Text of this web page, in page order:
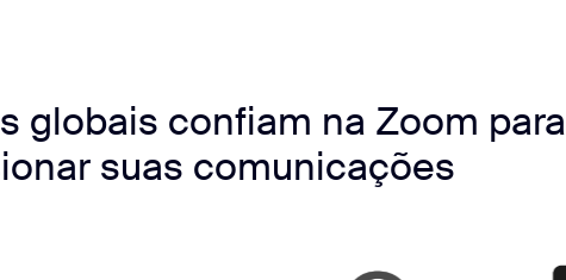
globais confiam na Zoom para
suas comunicações